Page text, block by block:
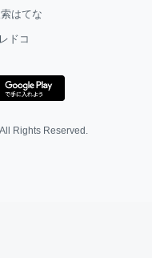
はてな
ドコ
Rights Reserved.